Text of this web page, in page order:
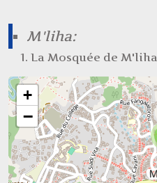
M'liha:
La Mosquée de M'liha
+
−